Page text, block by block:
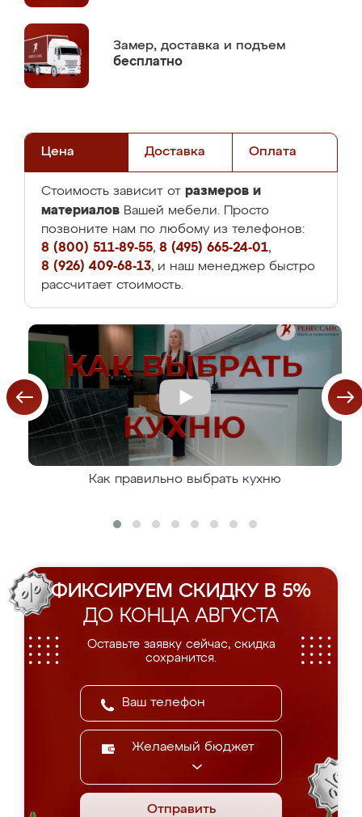
Замер, доставка и подъем
бесплатно
Цена Доставка Оплата
Стоимость зависит от размеров и
материалов Вашей мебели. Просто
позвоните нам по любому из телефонов:
8 (800) 511-89-55, 8 (495) 665-24-01,
8 (926) 409-68-13, и наш менеджер быстро
рассчитает стоимость.
Как правильно выбрать кухню
ФИКСИРУЕМ СКИДКУ В 5%
ДО КОНЦА АВГУСТА
Оставьте заявку сейчас, скидка
сохранится.
Желаемый бюджет
Отправить